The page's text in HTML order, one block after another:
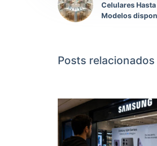
Celulares
Modelos
Posts relacionados